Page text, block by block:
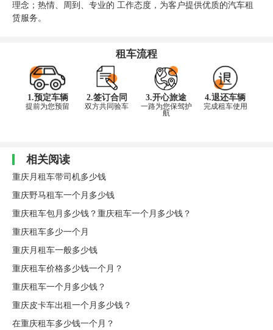
理念；热情、周到、专业的 工作态度，为客户提供优质的汽车租
赁服务。
租车流程
1.预定车辆
提前为您预留
2.签订合同
双方共同验车
3.开心旅途
一路为您保驾护
航
4.退还车辆
完成租车使用
相关阅读
重庆月租车带司机多少钱
重庆野马租车一个月多少钱
重庆租车包月多少钱？重庆租车一个月多少钱？
重庆租车多少一个月
重庆月租车一般多少钱
重庆租车价格多少钱一个月？
重庆租车一个月多少钱？
重庆皮卡车出租一个月多少钱？
在重庆租车多少钱一个月？